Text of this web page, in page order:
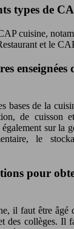
types de
cuisine,
et le
bases de la
de cuisson
sur la
le
pour
il faut être âgé
des collèges. Il